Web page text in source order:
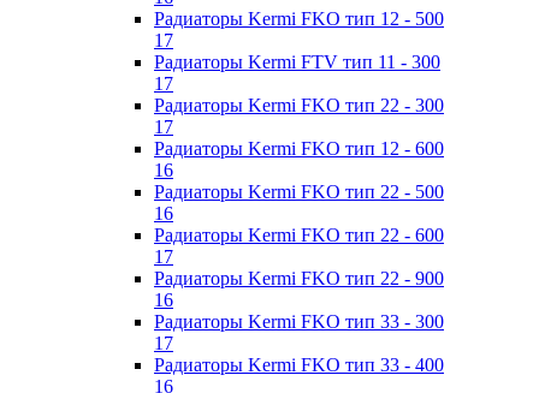
Радиаторы Kermi FKO тип 12 - 500
17
Радиаторы Kermi FTV тип 11 - 300
17
Радиаторы Kermi FKO тип 22 - 300
17
Радиаторы Kermi FKO тип 12 - 600
16
Радиаторы Kermi FKO тип 22 - 500
16
Радиаторы Kermi FKO тип 22 - 600
17
Радиаторы Kermi FKO тип 22 - 900
16
Радиаторы Kermi FKO тип 33 - 300
17
Радиаторы Kermi FKO тип 33 - 400
16